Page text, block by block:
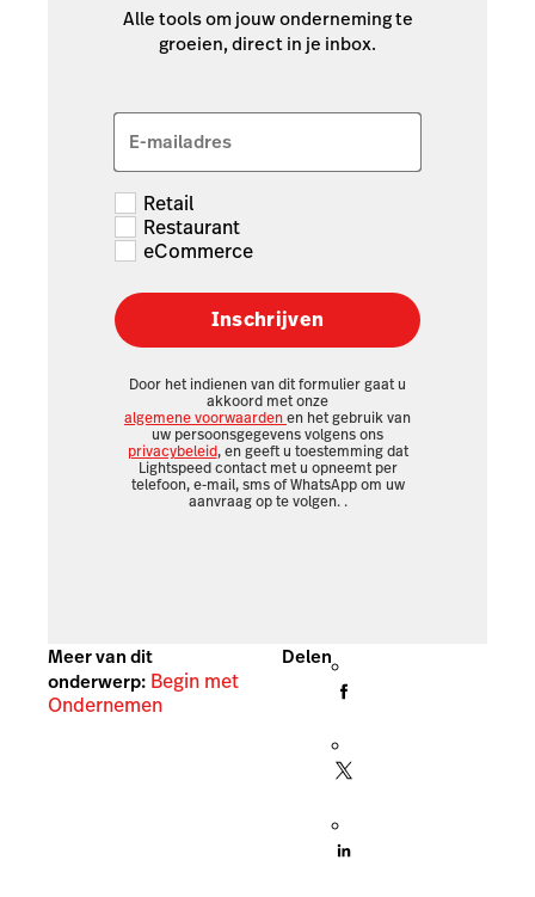
Alle tools om jouw onderneming te
groeien, direct in je inbox.
E-mailadres
Retail
Restaurant
eCommerce
Inschrijven
Door het indienen van dit formulier gaat u
akkoord met onze
algemene voorwaardenen het gebruik van
uw persoonsgegevens volgens ons
privacybeleid, en geeft u toestemming dat
Lightspeed contact met u opneemt per
telefoon, e-mail, sms of WhatsApp om uw
aanvraag op te volgen. .
Meer van dit
onderwerp: Begin met
Ondernemen
Delen